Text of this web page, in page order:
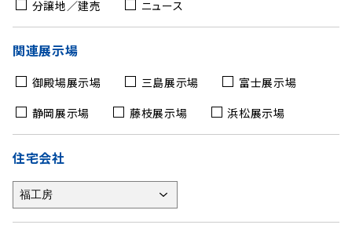
分譲地／建売
ニュース
関連展示場
御殿場展示場 三島展示場 富士展示場
静岡展示場 藤枝展示場 浜松展示場
住宅会社